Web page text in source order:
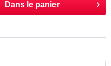
Dans le panier